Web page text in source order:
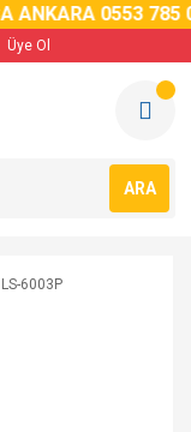
0553 785 02
Üye Ol
ARA